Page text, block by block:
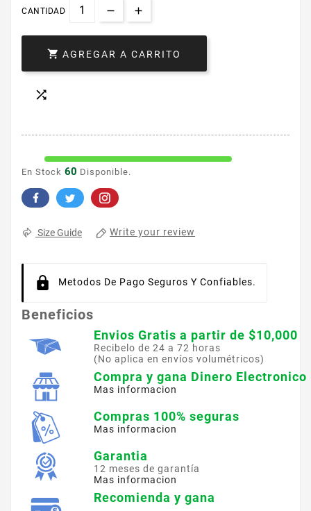
CANTIDAD
 AGREGAR A CARRITO

En Stock 60 Disponible.
Size Guide Write your review
Metodos De Pago Seguros Y Confiables.
Beneficios
Envios Gratis a partir de $10,000
Recibelo de 24 a 72 horas
(No aplica en envíos volumétricos)
Compra y gana Dinero Electronico
Mas informacion
Compras 100% seguras
Mas informacion
Garantia
12 meses de garantía
Mas informacion
Recomienda y gana